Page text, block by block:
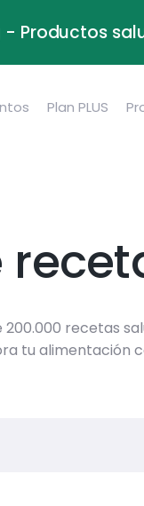
- Productos
Plan PLUS
200.000 recetas
tu alimentación